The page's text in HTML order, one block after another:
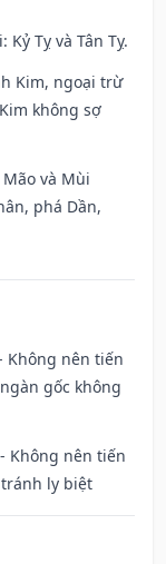
Tỵ và Tân Tỵ.
Kim, ngoại trừ
không sợ
và Mùi
phá Dần,
Không nên tiến
gốc không
Không nên tiến
ly biệt